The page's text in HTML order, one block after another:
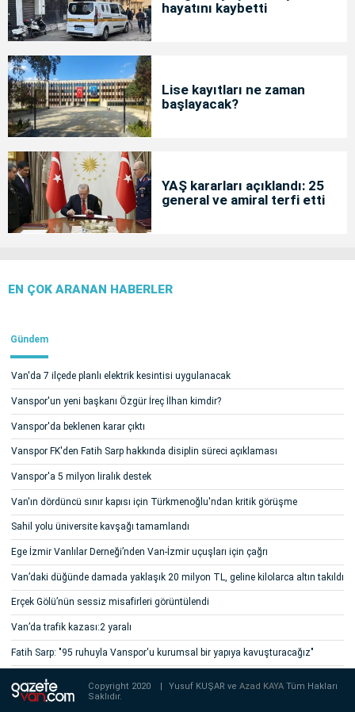
hayatını kaybetti
Lise kayıtları ne zaman
başlayacak?
YAŞ kararları açıklandı: 25
general ve amiral terfi etti
EN ÇOK ARANAN HABERLER
Gündem
Van'da 7 ilçede planlı elektrik kesintisi uygulanacak
Vanspor'un yeni başkanı Özgür İreç İlhan kimdir?
Vanspor'da beklenen karar çıktı
Vanspor FK'den Fatih Sarp hakkında disiplin süreci açıklaması
Vanspor'a 5 milyon liralık destek
Van'ın dördüncü sınır kapısı için Türkmenoğlu'ndan kritik görüşme
Sahil yolu üniversite kavşağı tamamlandı
Ege İzmir Vanlılar Derneği’nden Van-İzmir uçuşları için çağrı
Van’daki düğünde damada yaklaşık 20 milyon TL, geline kilolarca altın takıldı
Erçek Gölü’nün sessiz misafirleri görüntülendi
Van’da trafik kazası:2 yaralı
Fatih Sarp: "95 ruhuyla Vanspor'u kurumsal bir yapıya kavuşturacağız"
Copyright 2020 Yusuf KUŞAR veAzad KAYATüm Hakları
Saklıdır.